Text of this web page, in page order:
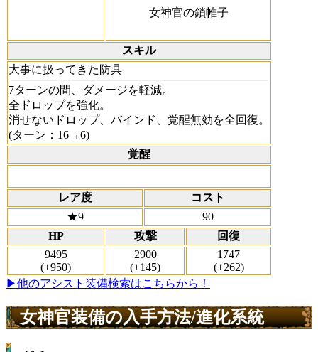
女神官の鎖帷子
スキル
大事に扱ってきた防具
7ターンの間、ダメージを軽減。
全ドロップを強化。
消せないドロップ、バインド、覚醒無効を全回復。
(ターン：16→6)
覚醒
レア度
コスト
★9
90
HP
攻撃
回復
9495
(+950)
2900
(+145)
1747
(+262)
▶他のアシスト装備検索はこちらから！
女神官装備の入手方法/進化系統